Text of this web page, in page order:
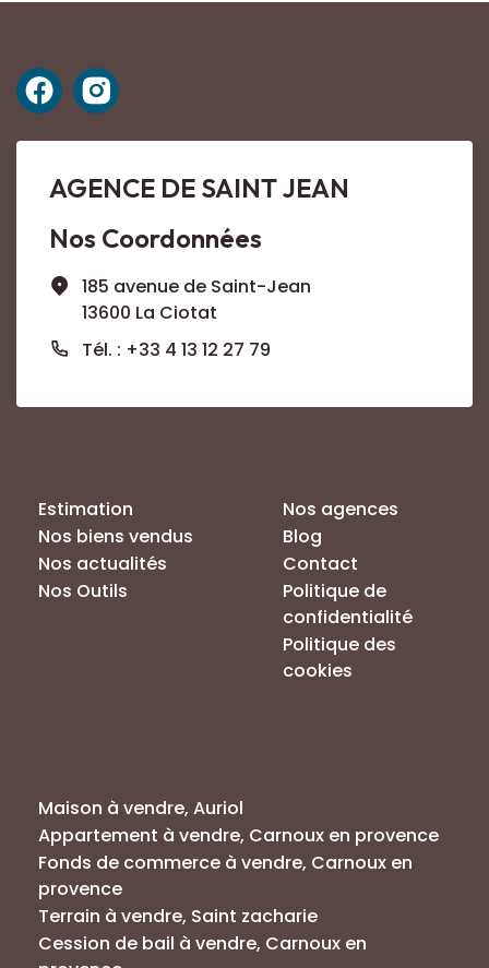
AGENCE DE SAINT JEAN
Nos Coordonnées
185 avenue de Saint-Jean
13600 La Ciotat
Tél. : +33 4 13 12 27 79
Estimation
Nos biens vendus
Nos actualités
Nos Outils
Nos agences
Blog
Contact
Politique de
confidentialité
Politique des
cookies
Maison à vendre, Auriol
Appartement à vendre, Carnoux en provence
Fonds de commerce à vendre, Carnoux en
provence
Terrain à vendre, Saint zacharie
Cession de bail à vendre, Carnoux en